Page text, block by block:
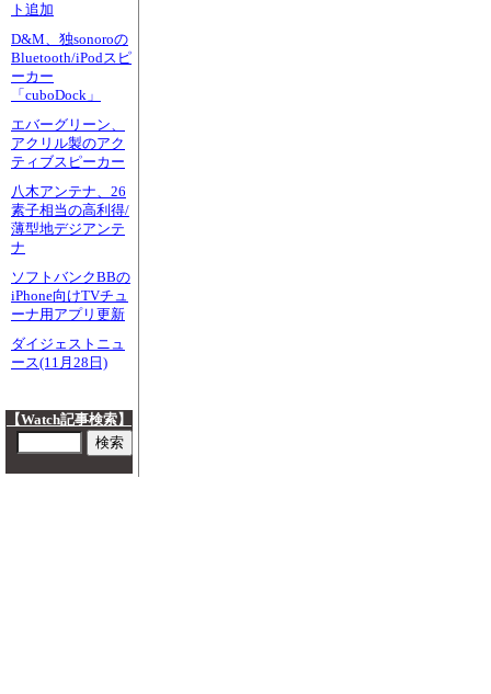
ト追加
D&M、独sonoroの
Bluetooth/iPodスピ
ーカー
「cuboDock」
エバーグリーン、
アクリル製のアク
ティブスピーカー
八木アンテナ、26
素子相当の高利得/
薄型地デジアンテ
ナ
ソフトバンクBBの
iPhone向けTVチュ
ーナ用アプリ更新
ダイジェストニュ
ース(11月28日)
【Watch記事検索】